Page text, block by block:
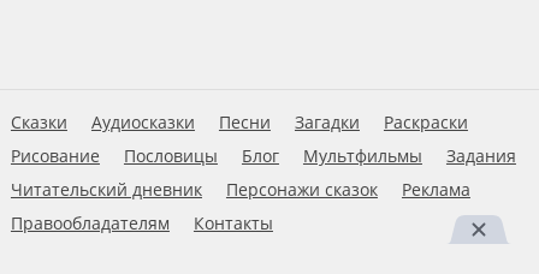
Сказки Аудиосказки Песни Загадки
Раскраски
Рисование
Пословицы Блог Мультфильмы
Задания
Читательский дневник
Персонажи сказок
Реклама
Правообладателям
Контакты